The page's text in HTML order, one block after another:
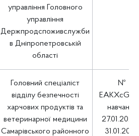
управління Головного
управління
Держпродспоживслужби
в Дніпропетровській
області
Головний спеціаліст
відділу безпечності
харчових продуктів та
ветеринарної медицини
Самарівського районного
№
навчання
27.01.2025
31.01.2025